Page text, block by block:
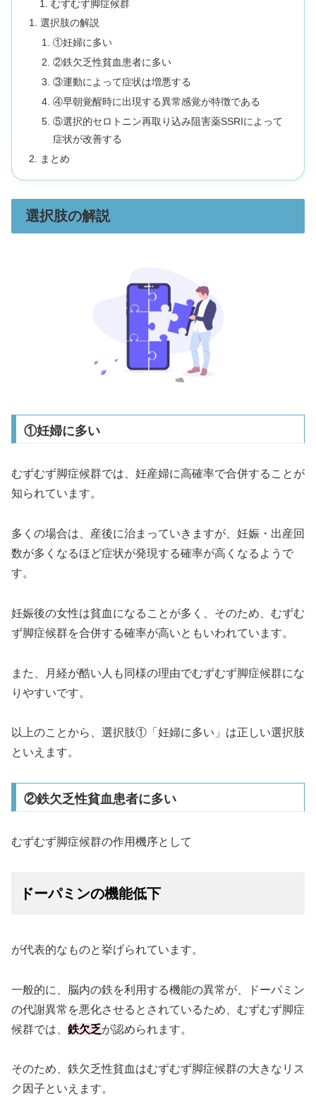
むずむず脚症候群
選択肢の解説
①妊婦に多い
②鉄欠乏性貧血患者に多い
③運動によって症状は増悪する
④早朝覚醒時に出現する異常感覚が特徴である
⑤選択的セロトニン再取り込み阻害薬SSRIによって
症状が改善する
まとめ
選択肢の解説
①妊婦に多い
むずむず脚症候群では、妊産婦に高確率で合併することが
知られています。
多くの場合は、産後に治まっていきますが、妊娠・出産回
数が多くなるほど症状が発現する確率が高くなるようで
す。
妊娠後の女性は貧血になることが多く、そのため、むずむ
ず脚症候群を合併する確率が高いともいわれています。
また、月経が酷い人も同様の理由でむずむず脚症候群にな
りやすいです。
以上のことから、選択肢①「妊婦に多い」は正しい選択肢
といえます。
②鉄欠乏性貧血患者に多い
むずむず脚症候群の作用機序として
ドーパミンの機能低下
が代表的なものと挙げられています。
一般的に、脳内の鉄を利用する機能の異常が、ドーパミン
の代謝異常を悪化させるとされているため、むずむず脚症
候群では、 鉄欠乏が認められます。
そのため、鉄欠乏性貧血はむずむず脚症候群の大きなリス
ク因子といえます。